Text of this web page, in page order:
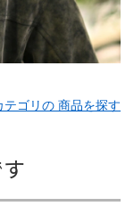
テゴリの 商品を探す